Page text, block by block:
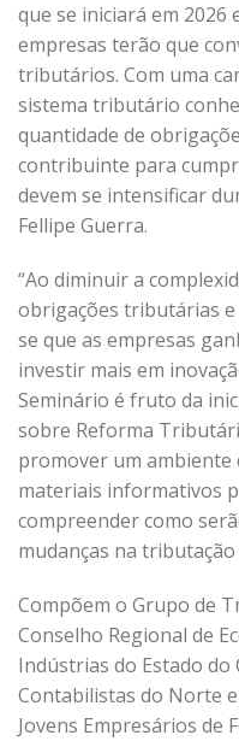
que se iniciará em 2026
empresas terão que
tributários. Com uma
sistema tributário
quantidade de
contribuinte para
devem se intensificar
Fellipe Guerra.
“Ao diminuir a
obrigações tributárias
se que as empresas
investir mais em
Seminário é fruto da
sobre Reforma
promover um ambiente
materiais informativos
compreender como
mudanças na tributação
Compõem o Grupo de
Conselho Regional de
Indústrias do Estado do
Contabilistas do Norte
Jovens Empresários de